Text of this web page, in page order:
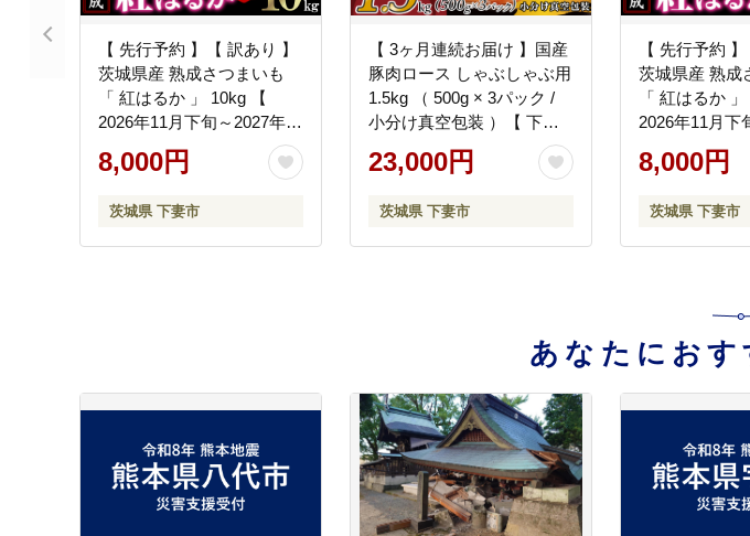
【 先行予約 】【 訳あり 】
茨城県産 熟成さつまいも
「 紅はるか 」 10kg 【
2026年11月下旬～2027年2
月末までに出荷予定 】【
さつまいも 紅はるか 芋 サ
ートポテト 茨城県産 大容
量 不揃い ねっとり 】
8,000円
茨城県 下妻市
【 3ヶ月連続お届け 】国産
豚肉ロース しゃぶしゃぶ用
1.5kg （ 500g × 3パック /
小分け真空包装 ）【 下妻
工場直送 】【 国産 豚肉 豚
ロース 豚 料理 しゃぶしゃ
便 便利 ポーク マルリン 】
23,000円
茨城県 下妻市
【 先行予約
茨城県産 熟成
「 紅はるか
2026年11月下
に出荷予定
も 紅はるか
ト 茨城県産
ねっとり 】
8,000円
茨城県 下妻市
あなたにおす